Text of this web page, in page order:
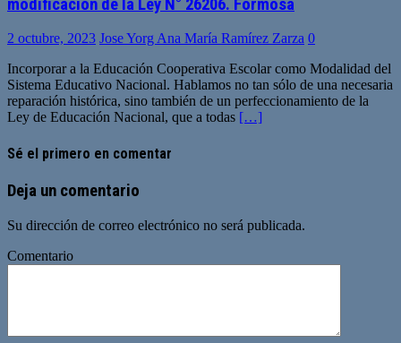
modificación de la Ley N° 26206. Formosa
2 octubre, 2023 Jose Yorg Ana María Ramírez Zarza 0
Incorporar a la Educación Cooperativa Escolar como Modalidad del
Sistema Educativo Nacional. Hablamos no tan sólo de una necesaria
reparación histórica, sino también de un perfeccionamiento de la
Ley de Educación Nacional, que a todas […]
Sé el primero en comentar
Deja un comentario
Su dirección de correo electrónico no será publicada.
Comentario